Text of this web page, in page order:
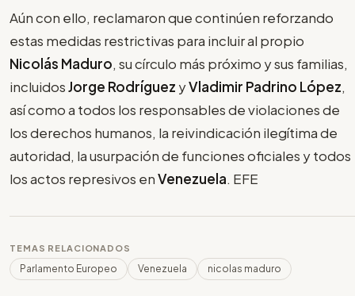
Aún con ello, reclamaron que continúen reforzando
estas medidas restrictivas para incluir al propio
Nicolás Maduro, su círculo más próximo y sus familias,
incluidosJorge Rodríguez yVladimir Padrino López,
así como a todos los responsables de violaciones de
los derechos humanos, la reivindicación ilegítima de
autoridad, la usurpación de funciones oficiales y todos
los actos represivos enVenezuela. EFE
TEMAS RELACIONADOS
Parlamento Europeo Venezuela nicolas maduro